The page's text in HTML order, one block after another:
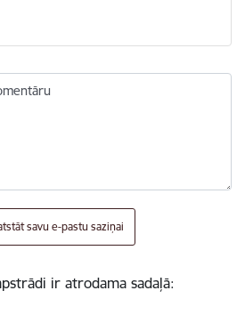
savu e-pastu saziņai
ir atrodama sadaļā: